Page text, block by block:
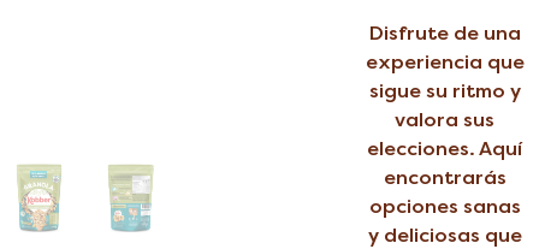
Disfrute de una
experiencia que
sigue su ritmo y
valora sus
elecciones. Aquí
encontrarás
opciones sanas
y deliciosas que